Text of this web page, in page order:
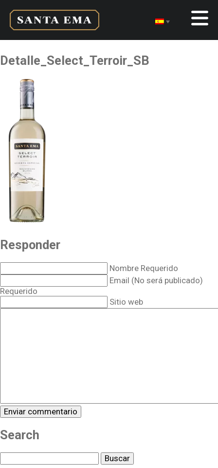
Detalle_Select_Terroir_SB
Responder
Nombre Requerido
Email (No será publicado)
Requerido
Sitio web
Search